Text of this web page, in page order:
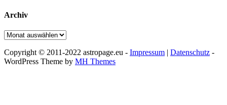
Archiv
Archiv
Copyright © 2011-2022 astropage.eu - Impressum | Datenschutz -
WordPress Theme by MH Themes